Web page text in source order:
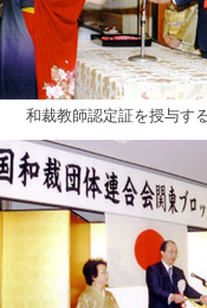
和裁教師認定証を授与す